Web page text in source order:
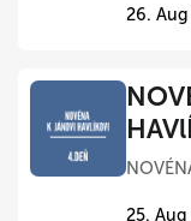
26.
25.